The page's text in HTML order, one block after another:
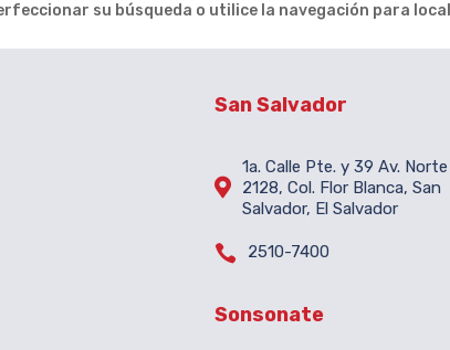
su búsqueda o utilice la navegación para
San Salvador

1a. Calle Pte. y 39 Av. Norte
2128, Col. Flor Blanca, San
Salvador, El Salvador
 2510-7400
Sonsonate